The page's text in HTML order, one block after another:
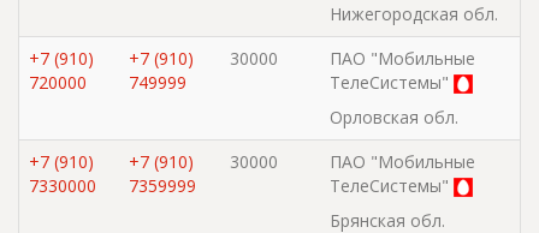
Нижегородская обл.
+7 (910)
720000
+7 (910)
749999
30000
ПАО "Мобильные
ТелеСистемы"
Орловская обл.
+7 (910)
7330000
+7 (910)
7359999
30000
ПАО "Мобильные
ТелеСистемы"
Брянская обл.